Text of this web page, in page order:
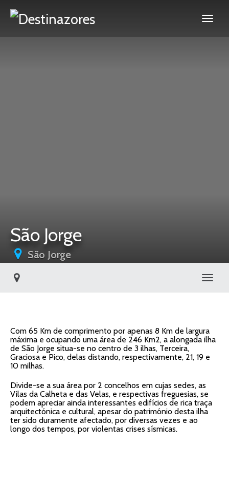
São Jorge
São Jorge
Com 65 Km de comprimento por apenas 8 Km de largura
máxima e ocupando uma área de 246 Km2, a alongada ilha
de São Jorge situa-se no centro de 3 ilhas, Terceira,
Graciosa e Pico, delas distando, respectivamente, 21, 19 e
10 milhas.
Divide-se a sua área por 2 concelhos em cujas sedes, as
Vilas da Calheta e das Velas, e respectivas freguesias, se
podem apreciar ainda interessantes edifícios de rica traça
arquitectónica e cultural, apesar do património desta ilha
ter sido duramente afectado, por diversas vezes e ao
longo dos tempos, por violentas crises sísmicas.